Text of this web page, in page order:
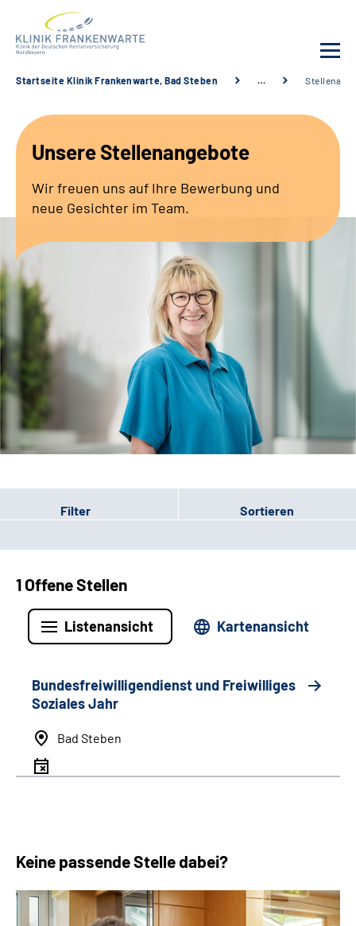
Leistungsangebot
Fachbereiche
Service
Karriere
Suche
Leichte Sprache
Gebärdensprache
Patienten-Login
Startseite Klinik Frankenwarte, Bad Steben …
Unsere Stellenangebote
Wir freuen uns auf Ihre Bewerbung und
neue Gesichter im Team.
Filter Sortieren
1 Offene Stellen
Listenansicht Kartenansicht
Bundesfreiwilligendienst und Freiwilliges
Soziales Jahr
Bad Steben
Keine passende Stelle dabei?